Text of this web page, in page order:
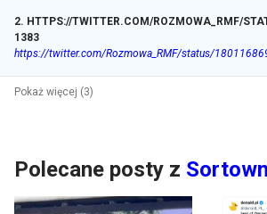
2. HTTPS://TWITTER.COM/ROZMOWA_RMF/
1383
https://twitter.com/Rozmowa_RMF/status/
Pokaż więcej (3)
Polecane posty z